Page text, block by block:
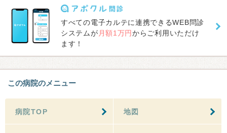
すべての電子カルテに連携できるWEB問診
システムが 月額1万円からご利用いただけ
ます！
この病院のメニュー
病院TOP 地図